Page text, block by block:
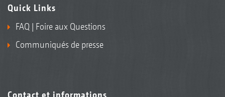
Quick Links
FAQ | Foire aux Questions
Communiqués de presse
Contact et informations